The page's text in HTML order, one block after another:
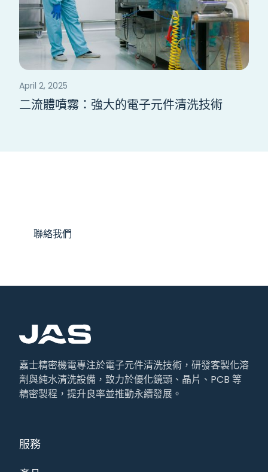
April 2, 2025
二流體噴霧：強大的電子元件清洗技術
聯絡我們
嘉士精密機電專注於電子元件清洗技術，研發客製化溶
劑與純水清洗設備，致力於優化鏡頭、晶片、PCB 等
精密製程，提升良率並推動永續發展。
服務